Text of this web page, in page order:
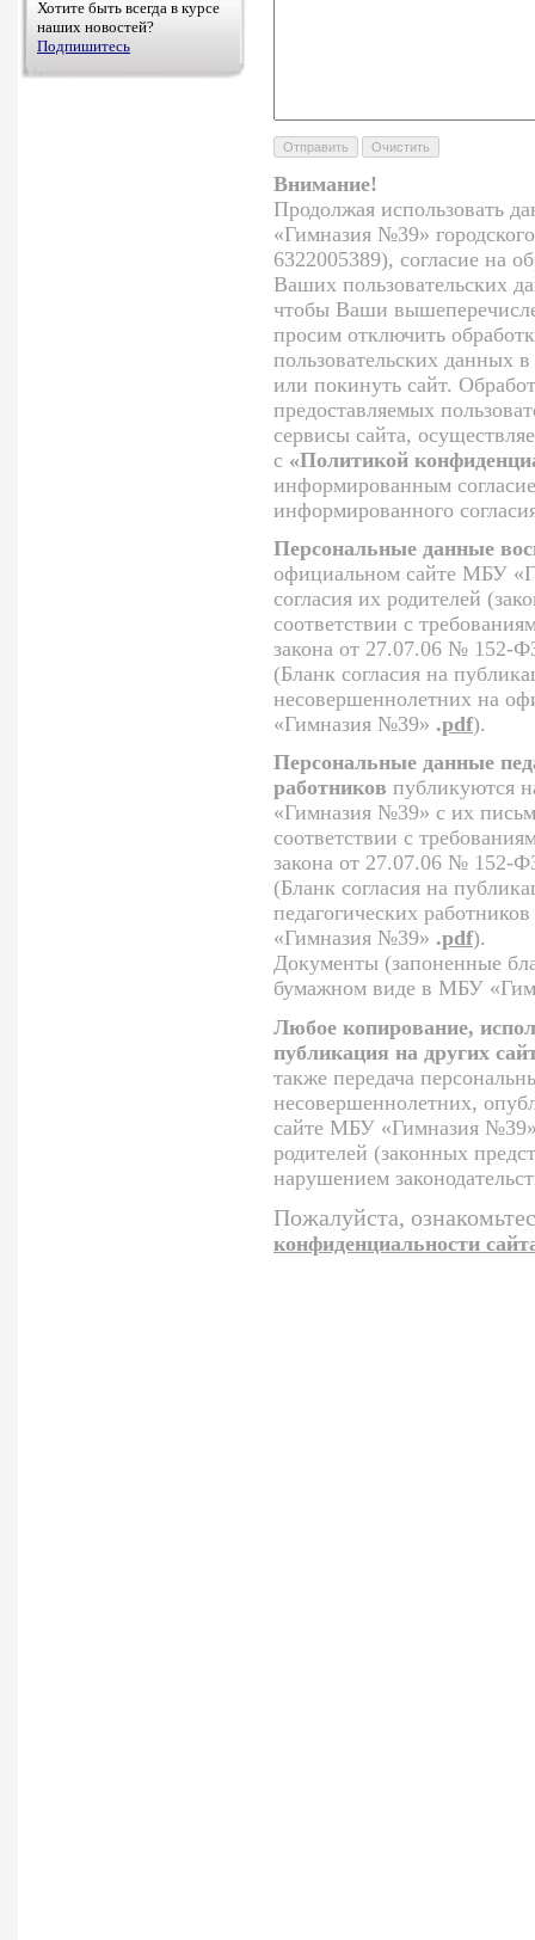
Внимание!
Продолжая использовать
«Гимназия №39»
6322005389), согласие на
Ваших пользовательских
чтобы Ваши
просим отключить
пользовательских данных
или покинуть сайт.
предоставляемых
сервисы сайта,
с «Политикой
информированным
информированного
Персональные данные
официальном сайте МБУ
согласия их родителей
соответствии с
закона от 27.07.06 № 152-
(Бланк согласия на
несовершеннолетних на
«Гимназия №39» .pdf).
Персональные данные
работников публикуются
«Гимназия №39» с их
соответствии с
закона от 27.07.06 № 152-
(Бланк согласия на
педагогических
«Гимназия №39» .pdf).
Документы (запоненные
бумажном виде в МБУ
Любое копирование,
публикация на других
также передача
несовершеннолетних,
сайте МБУ «Гимназия
родителей (законных
нарушением
Пожалуйста,
конфиденциальности
Хотите быть всегда в курсе
наших новостей?
Подпишитесь